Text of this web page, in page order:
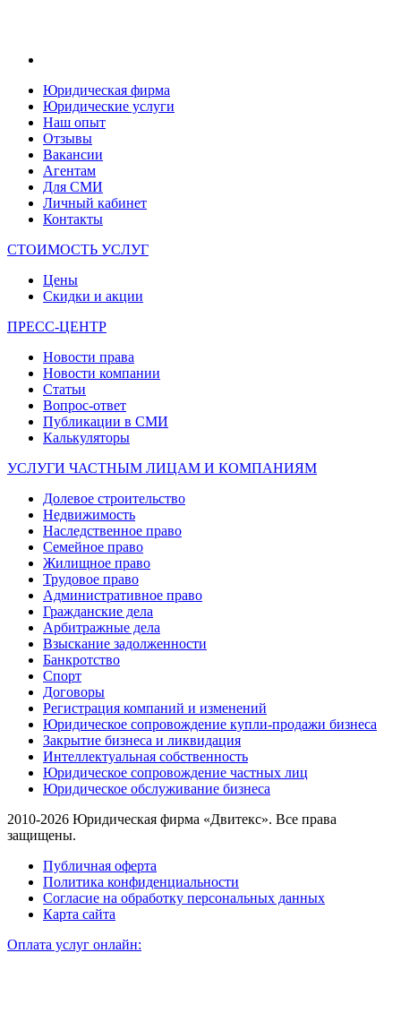
Юридическая фирма
Юридические услуги
Наш опыт
Отзывы
Вакансии
Агентам
Для СМИ
Личный кабинет
Контакты
СТОИМОСТЬ УСЛУГ
Цены
Скидки и акции
ПРЕСС-ЦЕНТР
Новости права
Новости компании
Статьи
Вопрос-ответ
Публикации в СМИ
Калькуляторы
УСЛУГИ ЧАСТНЫМ ЛИЦАМ И КОМПАНИЯМ
Долевое строительство
Недвижимость
Наследственное право
Семейное право
Жилищное право
Трудовое право
Административное право
Гражданские дела
Арбитражные дела
Взыскание задолженности
Банкротство
Спорт
Договоры
Регистрация компаний и изменений
Юридическое сопровождение купли-продажи бизнеса
Закрытие бизнеса и ликвидация
Интеллектуальная собственность
Юридическое сопровождение частных лиц
Юридическое обслуживание бизнеса
2010-2026 Юридическая фирма «Двитекс». Все права
защищены.
Публичная оферта
Политика конфиденциальности
Согласие на обработку персональных данных
Карта сайта
Оплата услуг онлайн: